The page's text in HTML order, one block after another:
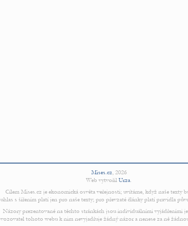
Mises.cz, 2026
Web vytvořil Urza.
Cílem Mises.cz je ekonomická osvěta veřejnosti; uvítáme, když naše texty
s šířením platí jen pro naše texty; pro převzaté články platí pravidla
Názory prezentované na těchto stránkách jsou individuálními vyjádřeními
tohoto webu k nim nevyjadřuje žádný názor a nenese za ně